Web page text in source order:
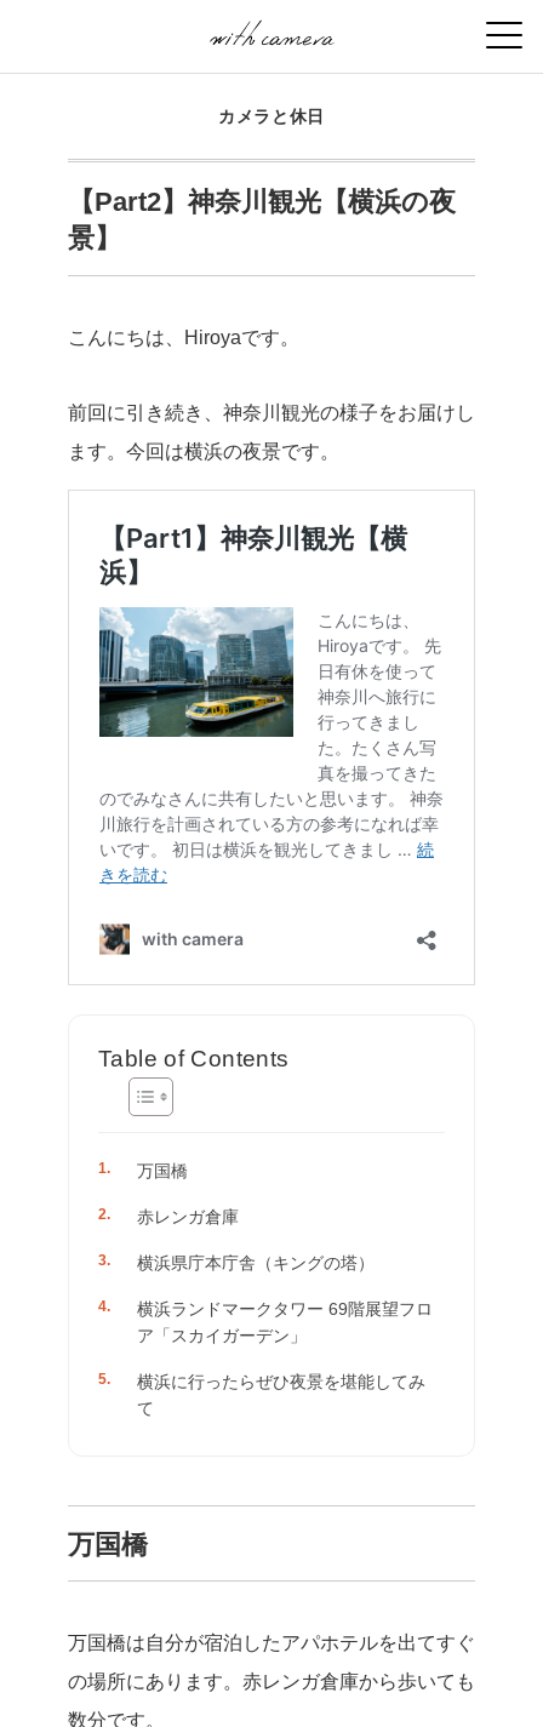
カメラと休日
【Part2】神奈川観光【横浜の夜
景】
こんにちは、Hiroyaです。
前回に引き続き、神奈川観光の様子をお届けし
ます。今回は横浜の夜景です。
Table of Contents
万国橋
赤レンガ倉庫
横浜県庁本庁舎（キングの塔）
横浜ランドマークタワー 69階展望フロ
ア「スカイガーデン」
横浜に行ったらぜひ夜景を堪能してみ
て
万国橋
万国橋は自分が宿泊したアパホテルを出てすぐ
の場所にあります。赤レンガ倉庫から歩いても
数分です。